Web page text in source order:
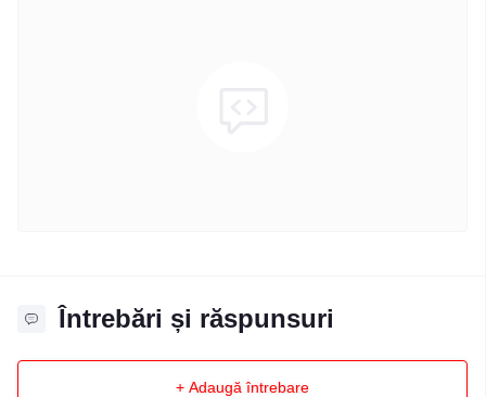
Întrebări și răspunsuri
+ Adaugă întrebare